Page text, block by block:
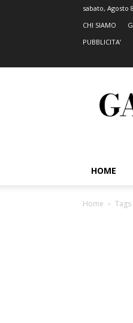
sabato, Agosto
CHI SIAMO
PUBBLICITA’
HOME
Home Tags